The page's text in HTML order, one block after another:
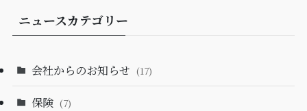
ニュースカテゴリー
会社からのお知らせ (17)
保険 (7)